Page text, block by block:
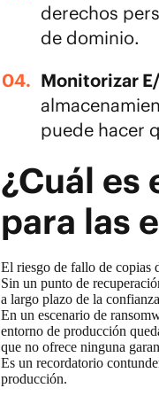
derechos
de dominio.
Monitorizar
puede hacer
¿Cuál es
para las
El riesgo de fallo de copias
Sin un punto de
a largo plazo de la
En un escenario de
entorno de producción
que no ofrece ninguna
Es un recordatorio
producción.